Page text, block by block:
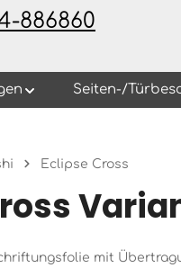
886860
Seiten-/
Eclipse Cross
mit